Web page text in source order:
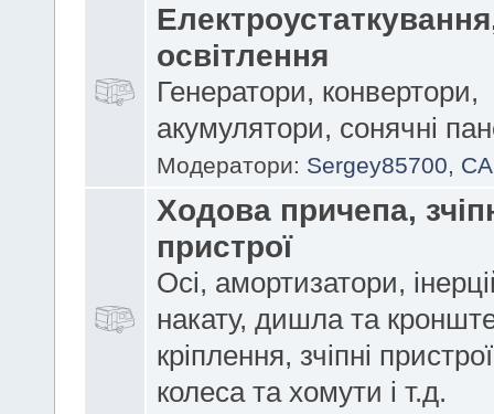
освітлення
Генератори, конвертори,
акумулятори, сонячні
Модератори: Sergey85700,
Ходова причепа,
пристрої
Осі, амортизатори,
накату, дишла та
кріплення, зчіпні
колеса та хомути і т.д.